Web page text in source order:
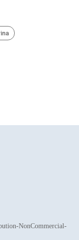
NonCommercial-